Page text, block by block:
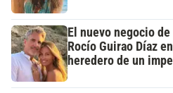
El nuevo negocio
Rocío Guirao Díaz
heredero de un